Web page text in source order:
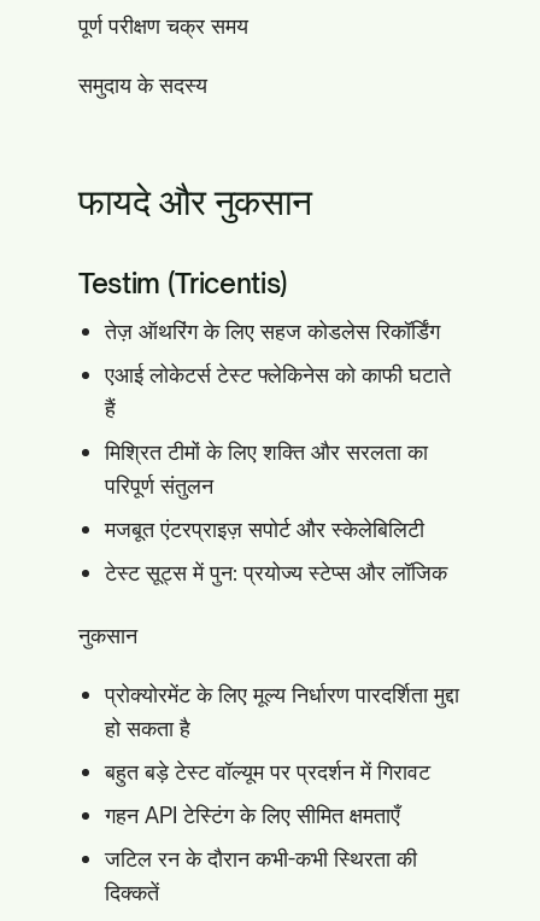
पूर्ण परीक्षण चक्र समय
समुदाय के सदस्य
फायदे और नुकसान
Testim (Tricentis)
तेज़ ऑथरिंग के लिए सहज कोडलेस रिकॉर्डिंग
एआई लोकेटर्स टेस्ट फ्लेकिनेस को काफी घटाते
हैं
मिश्रित टीमों के लिए शक्ति और सरलता का
परिपूर्ण संतुलन
मजबूत एंटरप्राइज़ सपोर्ट और स्केलेबिलिटी
टेस्ट सूट्स में पुन: प्रयोज्य स्टेप्स और लॉजिक
नुकसान
प्रोक्योरमेंट के लिए मूल्य निर्धारण पारदर्शिता मुद्दा
हो सकता है
बहुत बड़े टेस्ट वॉल्यूम पर प्रदर्शन में गिरावट
गहन API टेस्टिंग के लिए सीमित क्षमताएँ
जटिल रन के दौरान कभी-कभी स्थिरता की
दिक्कतें